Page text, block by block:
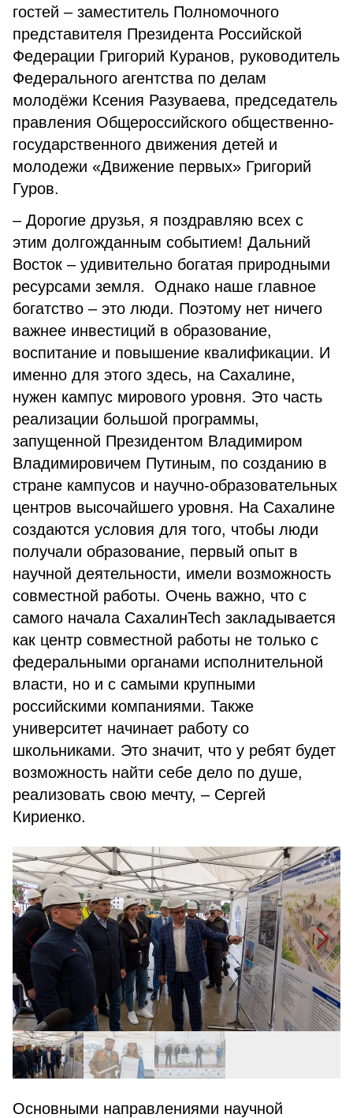
гостей – заместитель Полномочного
представителя Президента Российской
Федерации Григорий Куранов, руководитель
Федерального агентства по делам
молодёжи Ксения Разуваева, председатель
правления Общероссийского общественно-
государственного движения детей и
молодежи «Движение первых» Григорий
Гуров.
– Дорогие друзья, я поздравляю всех с
этим долгожданным событием! Дальний
Восток – удивительно богатая природными
ресурсами земля. Однако наше главное
богатство – это люди. Поэтому нет ничего
важнее инвестиций в образование,
воспитание и повышение квалификации. И
именно для этого здесь, на Сахалине,
нужен кампус мирового уровня. Это часть
реализации большой программы,
запущенной Президентом Владимиром
Владимировичем Путиным, по созданию в
стране кампусов и научно-образовательных
центров высочайшего уровня. На Сахалине
создаются условия для того, чтобы люди
получали образование, первый опыт в
научной деятельности, имели возможность
совместной работы. Очень важно, что с
самого начала СахалинTech закладывается
как центр совместной работы не только с
федеральными органами исполнительной
власти, но и с самыми крупными
российскими компаниями. Также
университет начинает работу со
школьниками. Это значит, что у ребят будет
возможность найти себе дело по душе,
реализовать свою мечту, – Сергей
Кириенко.
Основными направлениями научной